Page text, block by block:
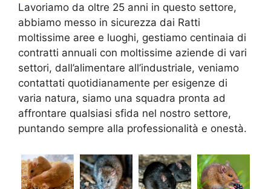
Lavoriamo da oltre 25 anni in questo settore,
abbiamo messo in sicurezza dai Ratti
moltissime aree e luoghi, gestiamo centinaia di
contratti annuali con moltissime aziende di vari
settori, dall’alimentare all’industriale, veniamo
contattati quotidianamente per esigenze di
varia natura, siamo una squadra pronta ad
affrontare qualsiasi sfida nel nostro settore,
puntando sempre alla professionalità e onestà.